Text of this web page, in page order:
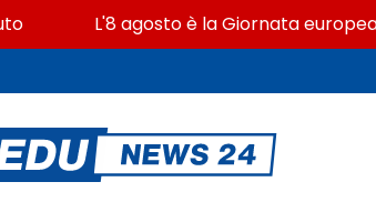
L'8 agosto è la Giornata europea in